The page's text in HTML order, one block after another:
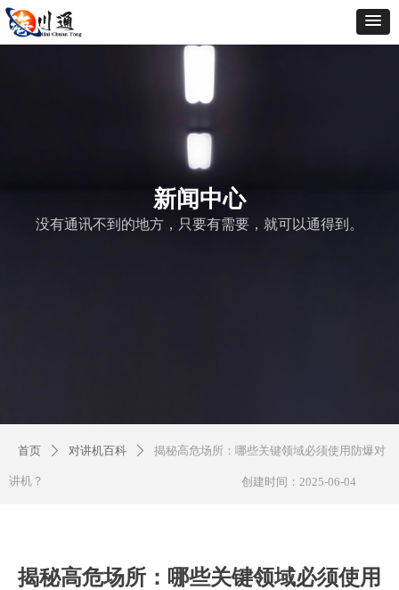
揭秘高危场所：哪些关键领域必须使用
首页 ꄲ 对讲机百科 ꄲ 揭秘高危场所：哪些关键领域必须使用防爆对
讲机？ 创建时间： 2025-06-04
新闻中心
没有通讯不到的地方，只要有需要，就可以通得到。